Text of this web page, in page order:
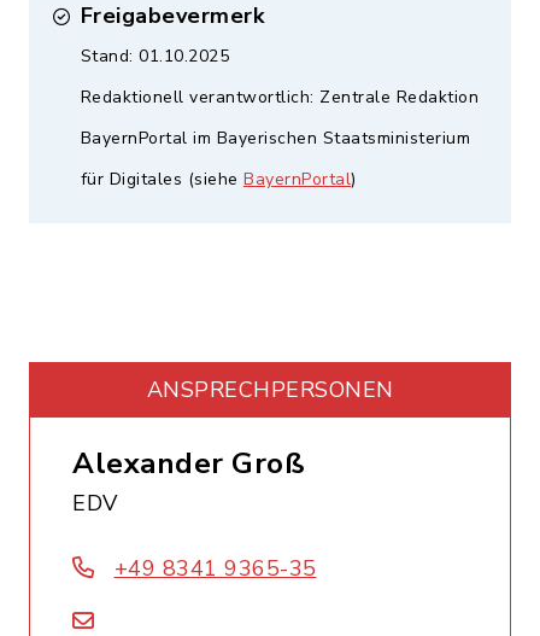
Freigabevermerk
Stand: 01.10.2025
Redaktionell verantwortlich: Zentrale Redaktion
BayernPortal im Bayerischen Staatsministerium
für Digitales (siehe BayernPortal)
ANSPRECHPERSONEN
Alexander Groß
EDV
+49 8341 9365-35